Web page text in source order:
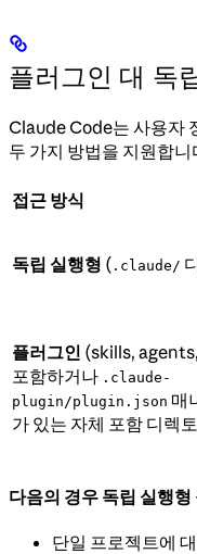
플러그인 대 독
Claude Code는 사용자
두 가지 방법을 지원합니
접근 방식
독립 실행형 ( .claude/
플러그인 (skills,
포함하거나 .claude-
plugin/plugin.json 매
가 있는 자체 포함 디렉
다음의 경우 독립 실행
단일 프로젝트에